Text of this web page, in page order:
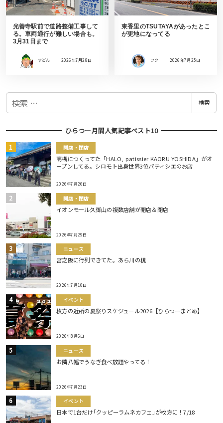
光善寺駅前で道路整備工事して
る。車両通行が難しい場合も。
3月31日まで
すどん 2026年7月28日
東香里のTSUTAYAがあったとこ
が更地になってる
フク 2026年7月25日
検
検索
ひらつー月間人気記事ベスト10
開店・閉店
高槻につくってた「HALO, patissier KAORU YOSHIDA」がオ
ープンしてる。シロモト出身世界3位パティシエのお店
2026年7月26日
開店・閉店
イオンモール久御山の複数店舗が開店＆閉店
2026年7月29日
ニュース
宮之阪に行列できてた。あら川の桃
2026年7月10日
イベント
枚方の近所の夏祭りスケジュール2026【ひらつーまとめ】
2026年8月6日
ニュース
お隣八幡でうなぎ食べ放題やってる！
2026年7月23日
イベント
日本で1台だけ｢クッピーラムネカフェ｣が枚方に！7/18